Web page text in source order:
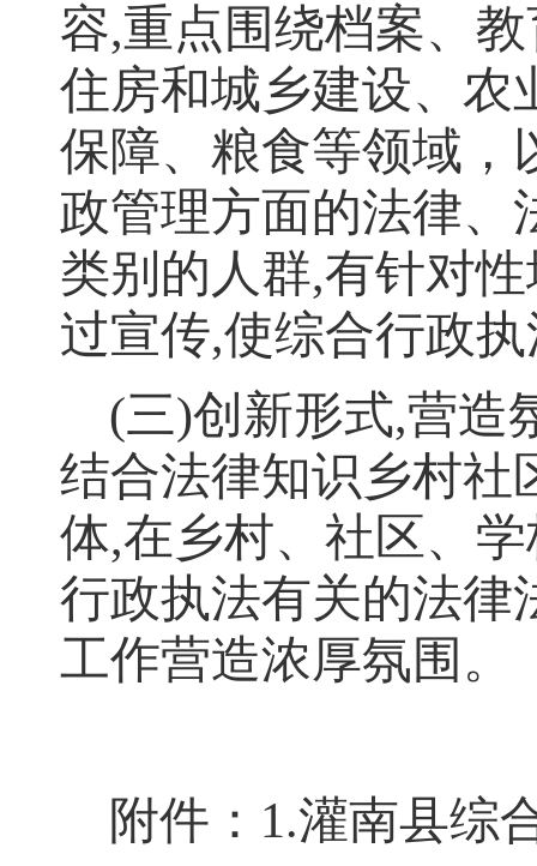
容,重点围绕档案、
住房和城乡建设、农
保障、粮食等领域 ，
政管理方面的法律、
类别的人群,有针对
过宣传,使综合行政
(三)创新形式,营造
结合法律知识乡村社
体,在乡村、社区、
行政执法有关的法律
工作营造浓厚氛围 。
附件： 1.灌南县综